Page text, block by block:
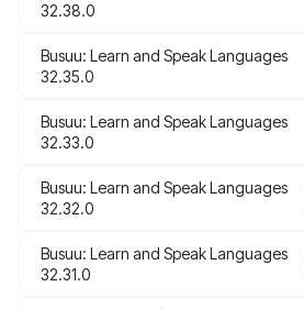
32.38.0
Busuu: Learn and Speak Languages
32.35.0
Busuu: Learn and Speak Languages
32.33.0
Busuu: Learn and Speak Languages
32.32.0
Busuu: Learn and Speak Languages
32.31.0